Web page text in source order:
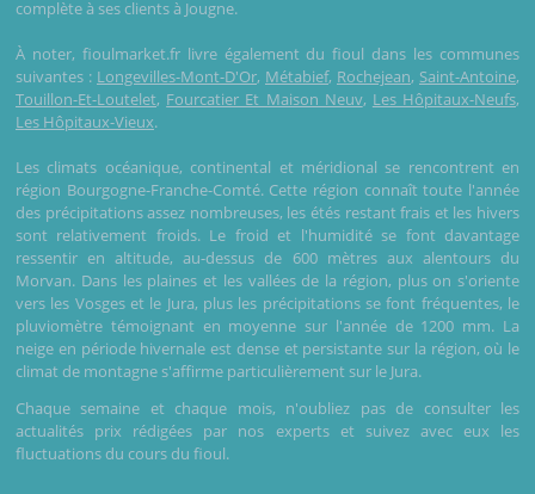
complète à ses clients à Jougne.
À noter, fioulmarket.fr livre également du fioul dans les communes
suivantes : Longevilles-Mont-D'Or, Métabief, Rochejean, Saint-Antoine,
Touillon-Et-Loutelet, Fourcatier Et Maison Neuv, Les Hôpitaux-Neufs,
Les Hôpitaux-Vieux.
Les climats océanique, continental et méridional se rencontrent en
région Bourgogne-Franche-Comté. Cette région connaît toute l'année
des précipitations assez nombreuses, les étés restant frais et les hivers
sont relativement froids. Le froid et l'humidité se font davantage
ressentir en altitude, au-dessus de 600 mètres aux alentours du
Morvan. Dans les plaines et les vallées de la région, plus on s'oriente
vers les Vosges et le Jura, plus les précipitations se font fréquentes, le
pluviomètre témoignant en moyenne sur l'année de 1200 mm. La
neige en période hivernale est dense et persistante sur la région, où le
climat de montagne s'affirme particulièrement sur le Jura.
Chaque semaine et chaque mois, n'oubliez pas de consulter les
actualités prix rédigées par nos experts et suivez avec eux les
fluctuations du cours du fioul.